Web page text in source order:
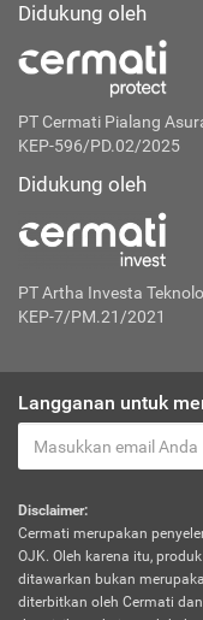
Didukung oleh
PT Cermati Pialang
KEP-596/PD.02/2025
Didukung oleh
PT Artha Investa
KEP-7/PM.21/2021
Langganan untuk
Disclaimer:
Cermati merupakan
OJK. Oleh karena itu,
ditawarkan bukan
diterbitkan oleh Cermati